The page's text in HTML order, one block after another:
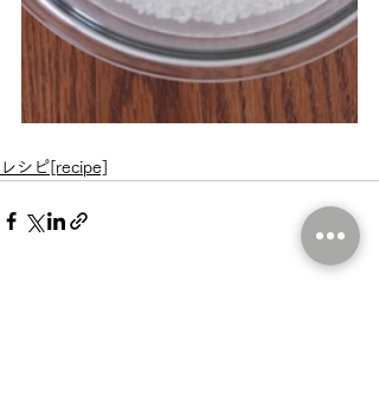
レシピ[recipe]